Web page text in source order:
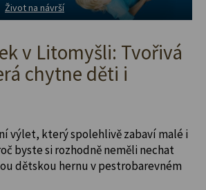
Život na návrší
v Litomyšli: Tvořivá
chytne děti i
výlet, který spolehlivě zabaví malé i
byste si rozhodně neměli nechat
dětskou hernu v pestrobarevném